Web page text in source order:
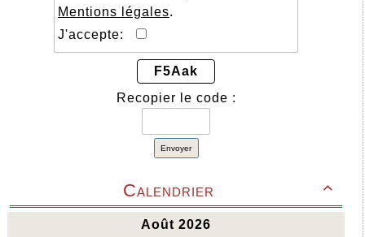
Mentions légales.
J'accepte:
F5Aak
Recopier le code :
Envoyer

Calendrier